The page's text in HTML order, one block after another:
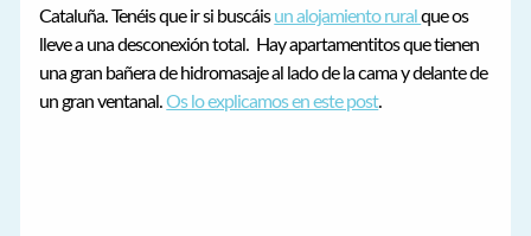
Cataluña. Tenéis que ir si buscáisun alojamiento ruralque os
lleve a una desconexión total. Hay apartamentitos que tienen
una gran bañera de hidromasaje al lado de la cama y delante de
un gran ventanal.Os lo explicamos en este post.